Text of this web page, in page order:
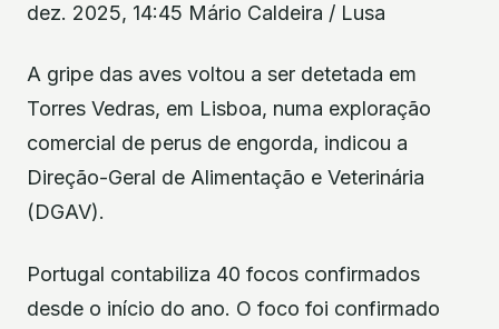
dez. 2025, 14:45 Mário Caldeira / Lusa
A gripe das aves voltou a ser detetada em
Torres Vedras, em Lisboa, numa exploração
comercial de perus de engorda, indicou a
Direção-Geral de Alimentação e Veterinária
(DGAV).
Portugal contabiliza 40 focos confirmados
desde o início do ano. O foco foi confirmado